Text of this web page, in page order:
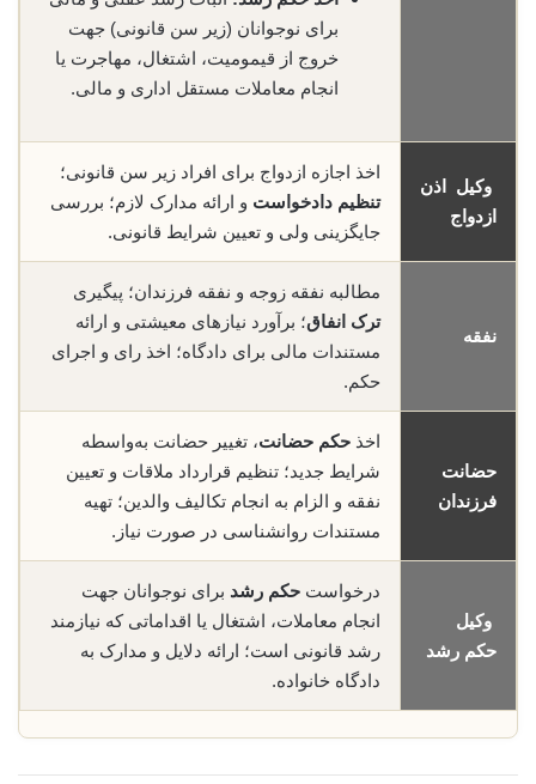
برای نوجوانان (زیر سن قانونی) جهت
خروج از قیمومیت، اشتغال، مهاجرت یا
انجام معاملات مستقل اداری و مالی.
وکیل اذن
ازدواج
اخذ اجازه ازدواج برای افراد زیر سن قانونی؛
تنظیم دادخواست و ارائه مدارک لازم؛ بررسی
جایگزینی ولی و تعیین شرایط قانونی.
نفقه
مطالبه نفقه زوجه و نفقه فرزندان؛ پیگیری
ترک انفاق؛ برآورد نیازهای معیشتی و ارائه
مستندات مالی برای دادگاه؛ اخذ رای و اجرای
حکم.
حضانت
فرزندان
اخذ حکم حضانت، تغییر حضانت به‌واسطه
شرایط جدید؛ تنظیم قرارداد ملاقات و تعیین
نفقه و الزام به انجام تکالیف والدین؛ تهیه
مستندات روانشناسی در صورت نیاز.
وکیل
حکم رشد
درخواست حکم رشد برای نوجوانان جهت
انجام معاملات، اشتغال یا اقداماتی که نیازمند
رشد قانونی است؛ ارائه دلایل و مدارک به
دادگاه خانواده.